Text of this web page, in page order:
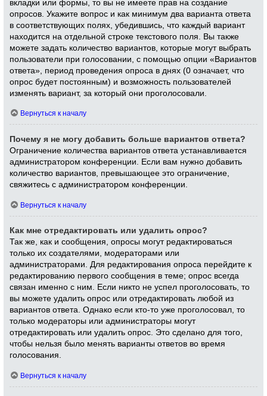
вкладки или формы, то вы не имеете прав на создание
опросов. Укажите вопрос и как минимум два варианта ответа
в соответствующих полях, убедившись, что каждый вариант
находится на отдельной строке текстового поля. Вы также
можете задать количество вариантов, которые могут выбрать
пользователи при голосовании, с помощью опции «Вариантов
ответа», период проведения опроса в днях (0 означает, что
опрос будет постоянным) и возможность пользователей
изменять вариант, за который они проголосовали.
Вернуться к началу
Почему я не могу добавить больше вариантов ответа?
Ограничение количества вариантов ответа устанавливается
администратором конференции. Если вам нужно добавить
количество вариантов, превышающее это ограничение,
свяжитесь с администратором конференции.
Вернуться к началу
Как мне отредактировать или удалить опрос?
Так же, как и сообщения, опросы могут редактироваться
только их создателями, модераторами или
администраторами. Для редактирования опроса перейдите к
редактированию первого сообщения в теме; опрос всегда
связан именно с ним. Если никто не успел проголосовать, то
вы можете удалить опрос или отредактировать любой из
вариантов ответа. Однако если кто-то уже проголосовал, то
только модераторы или администраторы могут
отредактировать или удалить опрос. Это сделано для того,
чтобы нельзя было менять варианты ответов во время
голосования.
Вернуться к началу